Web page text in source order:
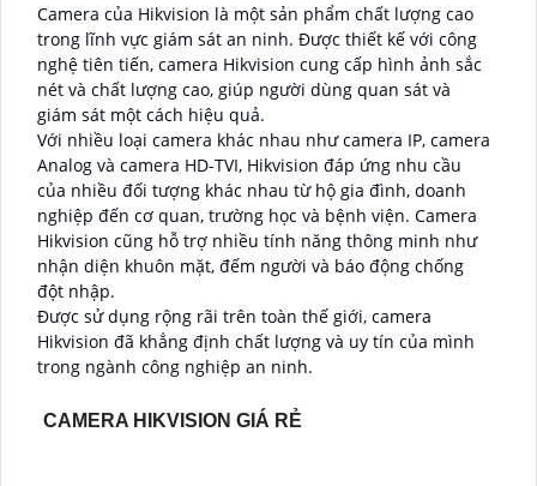
Camera của Hikvision là một sản phẩm chất lượng cao
trong lĩnh vực giám sát an ninh. Được thiết kế với công
nghệ tiên tiến, camera Hikvision cung cấp hình ảnh sắc
nét và chất lượng cao, giúp người dùng quan sát và
giám sát một cách hiệu quả.
Với nhiều loại camera khác nhau như camera IP, camera
Analog và camera HD-TVI, Hikvision đáp ứng nhu cầu
của nhiều đối tượng khác nhau từ hộ gia đình, doanh
nghiệp đến cơ quan, trường học và bệnh viện. Camera
Hikvision cũng hỗ trợ nhiều tính năng thông minh như
nhận diện khuôn mặt, đếm người và báo động chống
đột nhập.
Được sử dụng rộng rãi trên toàn thế giới, camera
Hikvision đã khẳng định chất lượng và uy tín của mình
trong ngành công nghiệp an ninh.
CAMERA HIKVISION GIÁ RẺ